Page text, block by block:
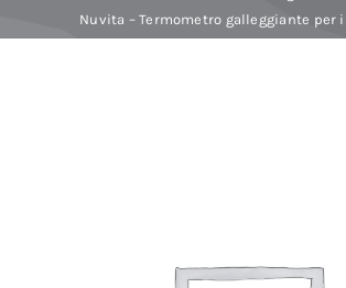
Nuvita – Termometro galleggiante per